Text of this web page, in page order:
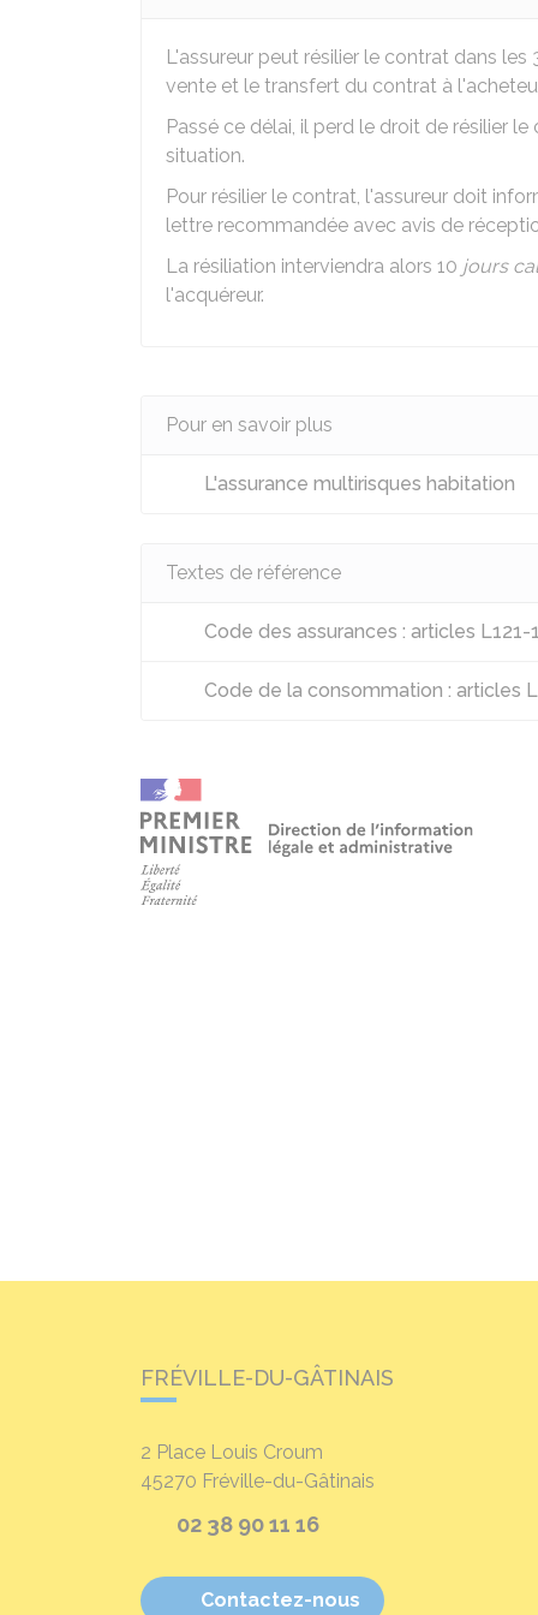
L'assureur peut résilier le contrat dans
vente et le transfert du contrat à
Passé ce délai, il perd le droit de résilier
situation.
Pour résilier le contrat, l'assureur doit
lettre recommandée avec avis de
La résiliation interviendra alors 10 jours
l'acquéreur.
Pour en savoir plus
L'assurance multirisques habitation
Textes de référence
Code des assurances : articles L121-
Code de la consommation : articles
FRÉVILLE-DU-GÂTINAIS
2 Place Louis Croum
45270 Fréville-du-Gâtinais
02 38 90 11 16
Contactez-nous